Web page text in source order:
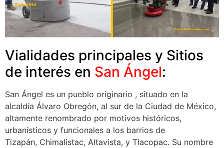
Vialidades principales y Sitios
de interés en San Ángel:
San Ángel es un pueblo originario , situado en la
alcaldía Álvaro Obregón, al sur de la Ciudad de México,
altamente renombrado por motivos históricos,
urbanísticos y funcionales a los barrios de
Tizapán, Chimalistac, Altavista, y Tlacopac. Su nombre